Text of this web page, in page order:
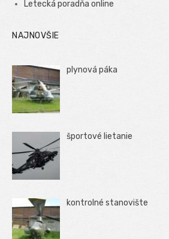
Letecká poradňa online
NAJNOVŠIE
plynová páka
športové lietanie
kontrolné stanovište